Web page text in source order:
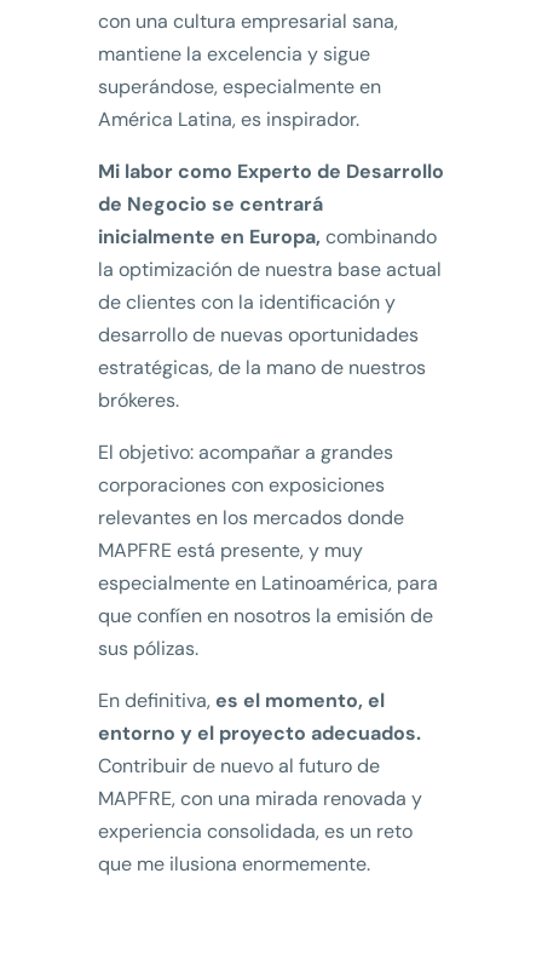
con una cultura empresarial sana,
mantiene la excelencia y sigue
superándose, especialmente en
América Latina, es inspirador.
Mi labor como Experto de Desarrollo
de Negocio se centrará
inicialmente en Europa, combinando
la optimización de nuestra base actual
de clientes con la identificación y
desarrollo de nuevas oportunidades
estratégicas, de la mano de nuestros
brókeres.
El objetivo: acompañar a grandes
corporaciones con exposiciones
relevantes en los mercados donde
MAPFRE está presente, y muy
especialmente en Latinoamérica, para
que confíen en nosotros la emisión de
sus pólizas.
En definitiva,es el momento, el
entorno y el proyecto adecuados.
Contribuir de nuevo al futuro de
MAPFRE, con una mirada renovada y
experiencia consolidada, es un reto
que me ilusiona enormemente.